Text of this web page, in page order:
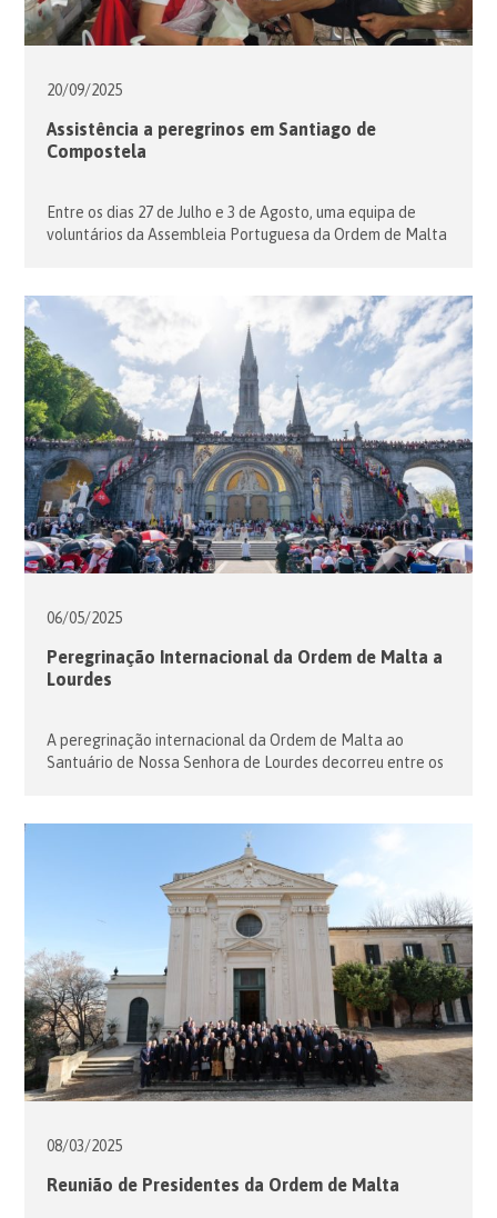
20/09/2025
Assistência a peregrinos em Santiago de
Compostela
Entre os dias 27 de Julho e 3 de Agosto, uma equipa de
voluntários da Assembleia Portuguesa da Ordem de Malta
Ordem de Malta, em articulação com a Associação da
Ordem de Malta de Espanha, estão em […]
06/05/2025
Peregrinação Internacional da Ordem de Malta a
Lourdes
A peregrinação internacional da Ordem de Malta ao
Santuário de Nossa Senhora de Lourdes decorreu entre os
Senhores os Doentes à Gruta de Massabielle, estiveram
presentes cerca de 7.500 peregrinos entre doentes,
membros e voluntários de […]
08/03/2025
Reunião de Presidentes da Ordem de Malta